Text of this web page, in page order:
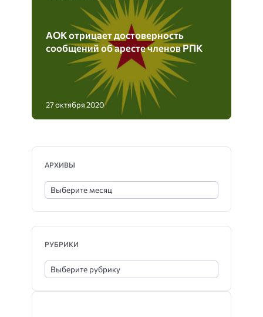
АОК отрицает достоверность
сообщений об аресте членов РПК
27 октября 2020
АРХИВЫ
РУБРИКИ